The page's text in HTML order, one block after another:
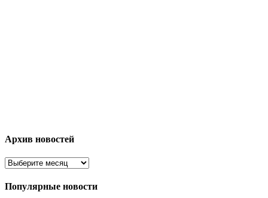
Архив новостей
Популярные новости